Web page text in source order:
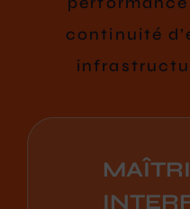
continuité